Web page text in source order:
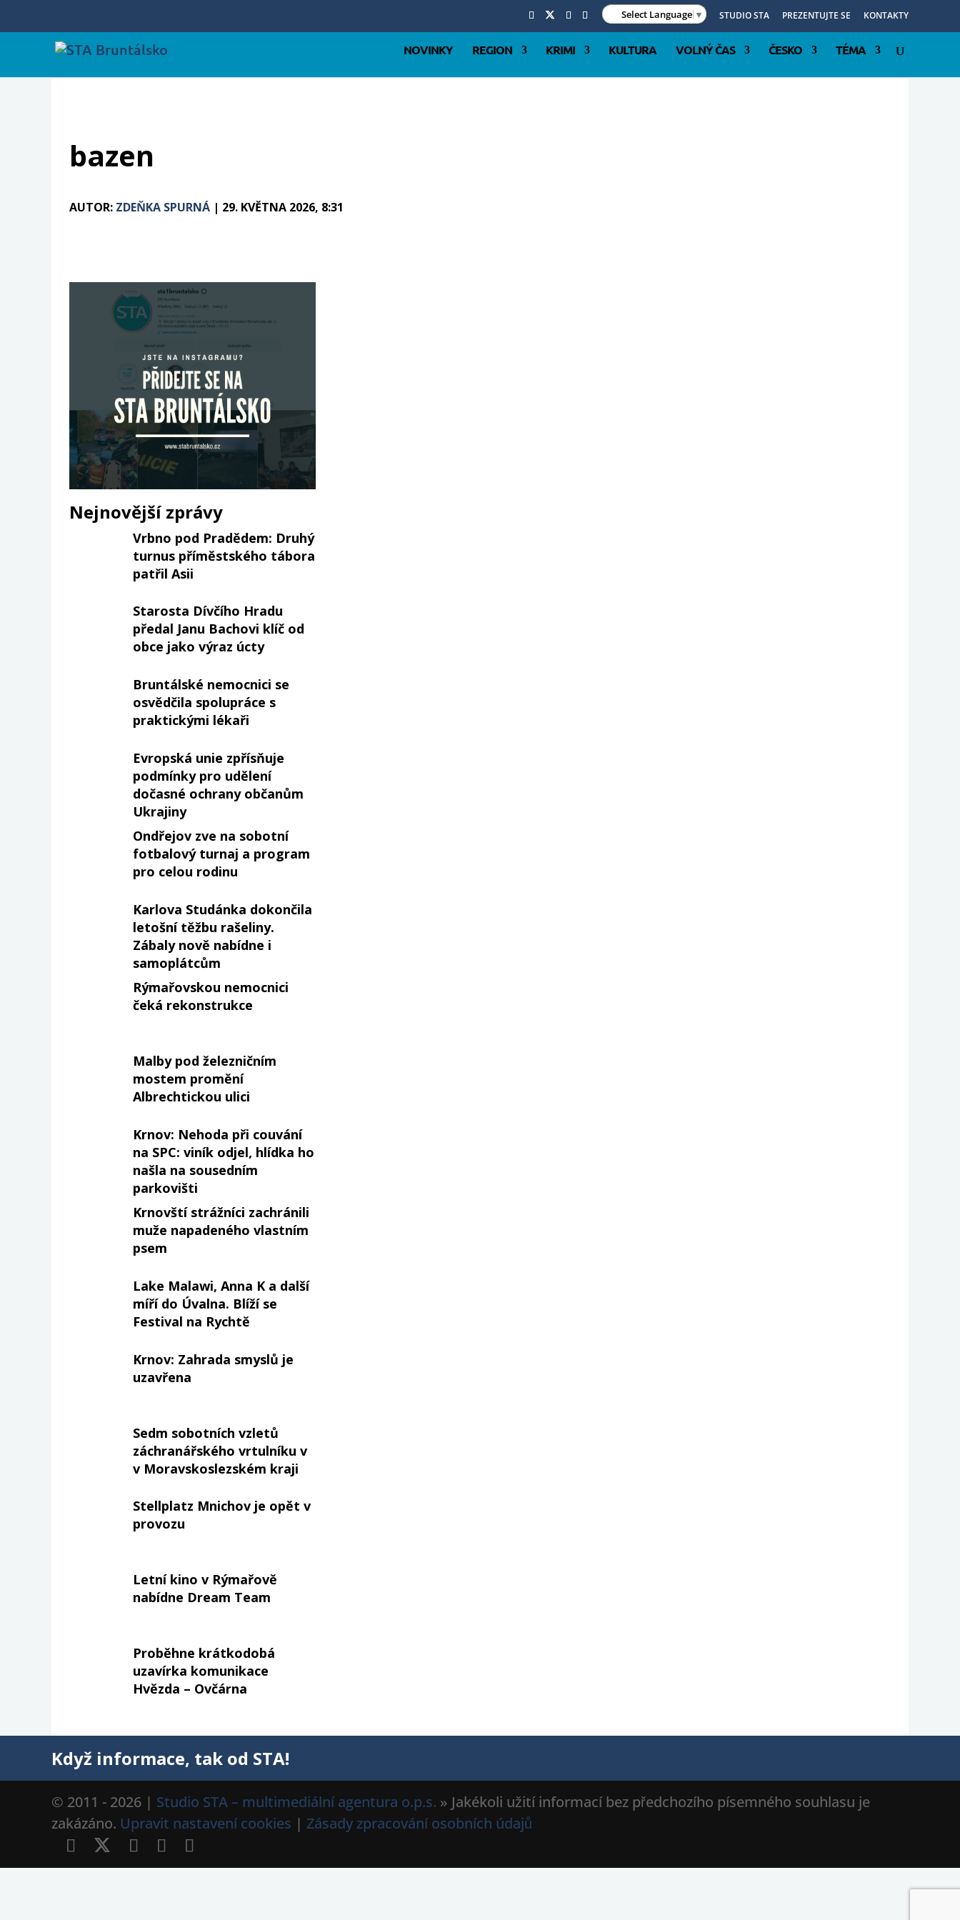
Select Language ▼ STUDIO STA PREZENTUJTE SE KONTAKTY
NOVINKY REGION KRIMI KULTURA VOLNÝ ČAS ČESKO TÉMA
bazen
AUTOR: ZDEŇKA SPURNÁ | 29. KVĚTNA 2026, 8:31
Nejnovější zprávy
Vrbno pod Pradědem: Druhý
turnus příměstského tábora
patřil Asii
Starosta Dívčího Hradu
předal Janu Bachovi klíč od
obce jako výraz úcty
Bruntálské nemocnici se
osvědčila spolupráce s
praktickými lékaři
Evropská unie zpřísňuje
podmínky pro udělení
dočasné ochrany občanům
Ukrajiny
Ondřejov zve na sobotní
fotbalový turnaj a program
pro celou rodinu
Karlova Studánka dokončila
letošní těžbu rašeliny.
Zábaly nově nabídne i
samoplátcům
Rýmařovskou nemocnici
čeká rekonstrukce
Malby pod železničním
mostem promění
Albrechtickou ulici
Krnov: Nehoda při couvání
na SPC: viník odjel, hlídka ho
našla na sousedním
parkovišti
Krnovští strážníci zachránili
muže napadeného vlastním
psem
Lake Malawi, Anna K a další
míří do Úvalna. Blíží se
Festival na Rychtě
Krnov: Zahrada smyslů je
uzavřena
Sedm sobotních vzletů
záchranářského vrtulníku v
v Moravskoslezském kraji
Stellplatz Mnichov je opět v
provozu
Letní kino v Rýmařově
nabídne Dream Team
Proběhne krátkodobá
uzavírka komunikace
Hvězda – Ovčárna
Když informace, tak od STA!
© 2011 - 2026 | Studio STA – multimediální agentura o.p.s. » Jakékoli užití informací bez předchozího písemného souhlasu je
zakázáno. Upravit nastavení cookies | Zásady zpracování osobních údajů